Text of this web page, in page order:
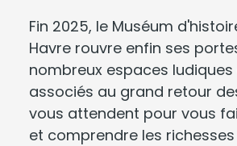
Fin 2025, le Muséum
Havre rouvre enfin ses
nombreux espaces
associés au grand retour
vous attendent pour vous
et comprendre les